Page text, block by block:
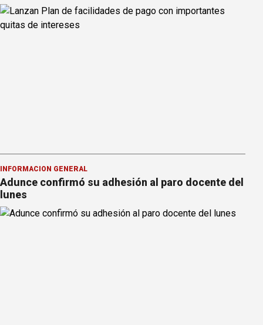
INFORMACION GENERAL
Adunce confirmó su adhesión al paro docente del
lunes